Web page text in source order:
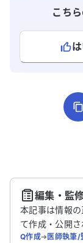
こち
こちらは送
編集・監
本記事は情報
て作成・公開さ
Q作成➔医師執筆/